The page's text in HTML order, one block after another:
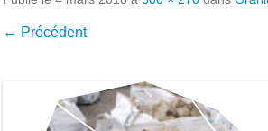
← Précédent